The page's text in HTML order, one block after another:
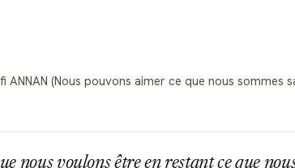
(Nous pouvons aimer ce que nous sommes
nous voulons être en restant ce que